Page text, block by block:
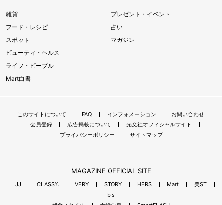
雑貨
フード・レシピ
スポット
ビューティ・ヘルス
ライフ・ピープル
Mart白書
プレゼント・イベント
占い
マガジン
このサイトについて FAQ インフォメーション
お問い合わせ
会員登録
広告掲載について
光文社オフィシャルサイト
プライバシーポリシー
サイトマップ
MAGAZINE OFFICIAL SITE
JJ CLASSY. VERY STORY HERS Mart
美ST
bis